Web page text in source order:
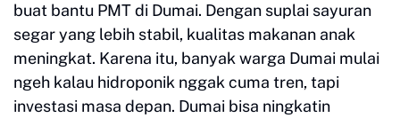
buat bantu PMT di Dumai. Dengan suplai sayuran
segar yang lebih stabil, kualitas makanan anak
meningkat. Karena itu, banyak warga Dumai mulai
ngeh kalau hidroponik nggak cuma tren, tapi
investasi masa depan. Dumai bisa ningkatin